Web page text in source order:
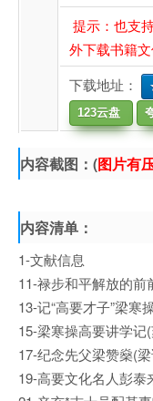
提示：也支
外下载书籍文
下载地址：
123云盘
内容截图：(图片有
内容清单：
1-文献信息
11-禄步和平解放的前
13-记“高要才子”梁寒
15-梁寒操高要讲学记
17-纪念先父梁赞燊(
19-高要文化名人彭泰